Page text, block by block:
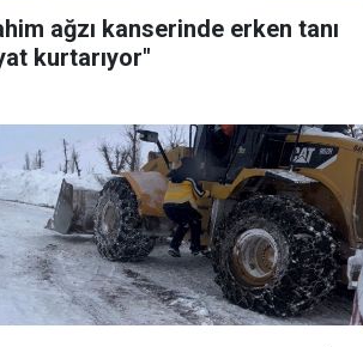
ağzı kanserinde erken tanı
kurtarıyor"